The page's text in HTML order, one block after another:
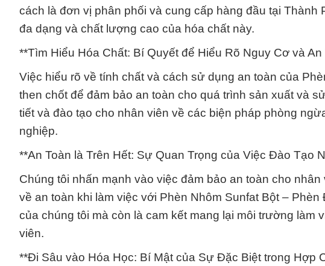
cách là đơn vị phân phối và cung cấp hàng đầu tại
đa dạng và chất lượng cao của hóa chất này.
**Tìm Hiểu Hóa Chất: Bí Quyết để Hiểu Rõ Nguy Cơ và An
Việc hiểu rõ về tính chất và cách sử dụng an toàn của
then chốt để đảm bảo an toàn cho quá trình sản xuất và
tiết và đào tạo cho nhân viên về các biện pháp phòng
nghiệp.
**An Toàn là Trên Hết: Sự Quan Trọng của Việc Đào Tạo
Chúng tôi nhấn mạnh vào việc đảm bảo an toàn cho
về an toàn khi làm việc với Phèn Nhôm Sunfat Bột –
của chúng tôi mà còn là cam kết mang lại môi trường làm
viên.
**Đi Sâu vào Hóa Học: Bí Mật của Sự Đặc Biệt trong Hợp